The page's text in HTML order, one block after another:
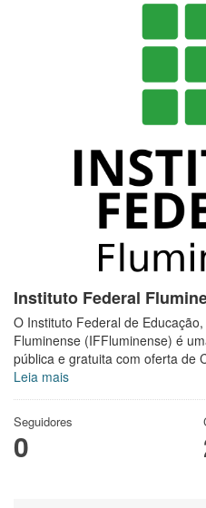
Instituto Federal
O Instituto Federal de
Fluminense (IFFluminense) é
pública e gratuita com oferta de
Leia mais
Seguidores
0